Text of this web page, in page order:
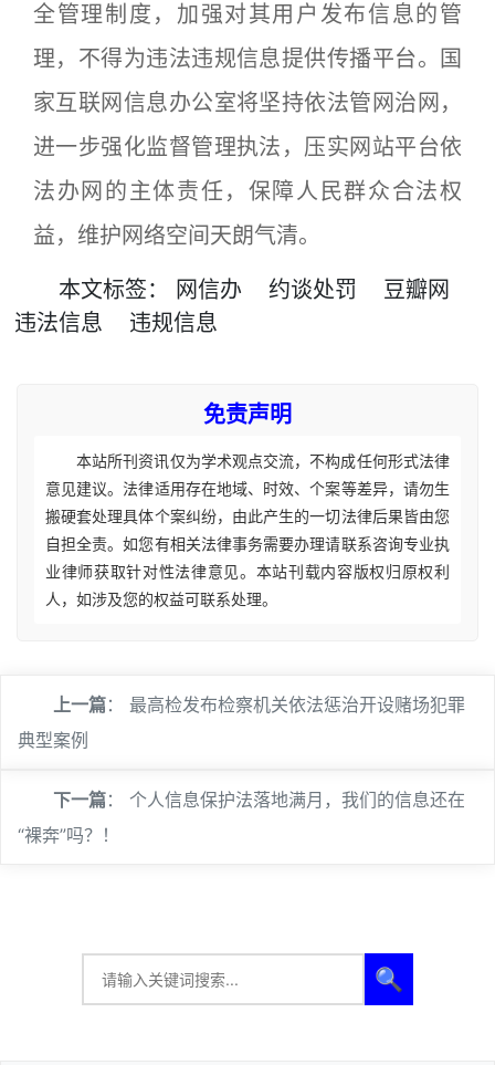
全管理制度，加强对其用户发布信息的管
理，不得为违法违规信息提供传播平台。国
家互联网信息办公室将坚持依法管网治网，
进一步强化监督管理执法，压实网站平台依
法办网的主体责任，保障人民群众合法权
益，维护网络空间天朗气清。
本文标签： 网信办 约谈处罚
豆瓣网
违法信息
违规信息
免责声明
本站所刊资讯仅为学术观点交流，不构成任何形式法律
意见建议。法律适用存在地域、时效、个案等差异，请勿生
搬硬套处理具体个案纠纷，由此产生的一切法律后果皆由您
自担全责。如您有相关法律事务需要办理请联系咨询专业执
业律师获取针对性法律意见。本站刊载内容版权归原权利
人，如涉及您的权益可联系处理。
上一篇： 最高检发布检察机关依法惩治开设赌场犯罪
典型案例
下一篇： 个人信息保护法落地满月，我们的信息还在
“裸奔”吗？！
🔍